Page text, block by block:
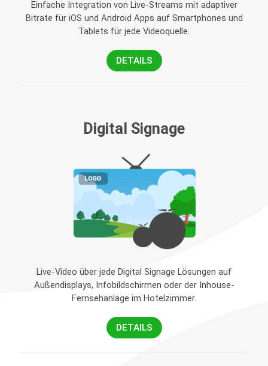
Einfache Integration von Live-Streams mit adaptiver
Bitrate für iOS und Android Apps auf Smartphones und
Tablets für jede Videoquelle.
DETAILS
Digital Signage
Live-Video über jede Digital Signage Lösungen auf
Außendisplays, Infobildschirmen oder der Inhouse-
Fernsehanlage im Hotelzimmer.
DETAILS